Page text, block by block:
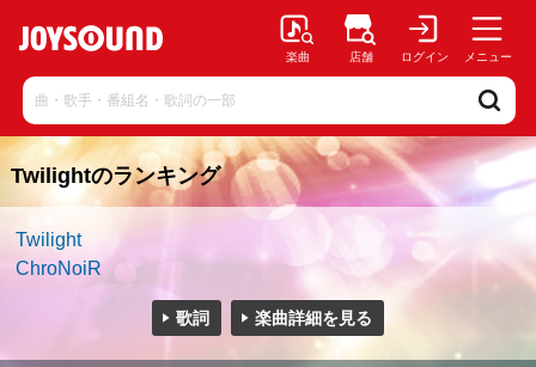
楽曲 店舗 ログイン メニュー
Twilightのランキング
Twilight
ChroNoiR
歌詞 楽曲詳細を見る